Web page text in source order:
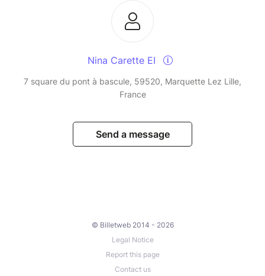
Nina Carette EI
7 square du pont à bascule, 59520, Marquette Lez Lille,
France
Send a message
© Billetweb 2014 - 2026
Legal Notice
Report this page
Contact us